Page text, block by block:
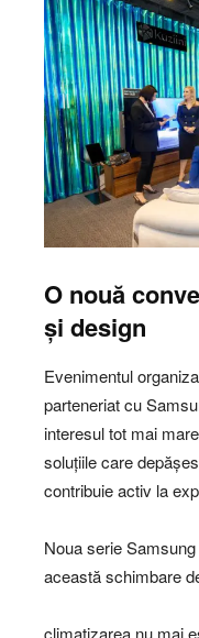
O nouă
și design
Evenimentul
parteneriat cu
interesul tot mai
soluțiile care
contribuie activ la
Noua serie
această schimbare
climatizarea nu mai